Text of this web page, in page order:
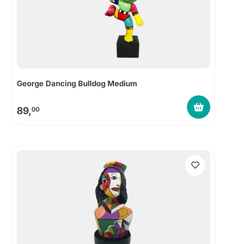
George Dancing Bulldog Medium
89,00